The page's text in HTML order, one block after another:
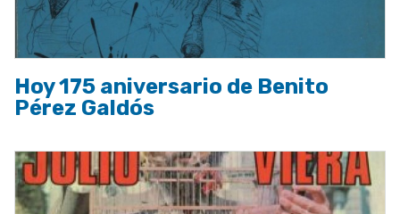
Hoy 175 aniversario de Benito
Pérez Galdós